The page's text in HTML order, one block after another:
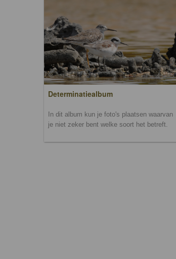
Determinatiealbum
In dit album kun je foto's plaatsen waarvan
je niet zeker bent welke soort het betreft.